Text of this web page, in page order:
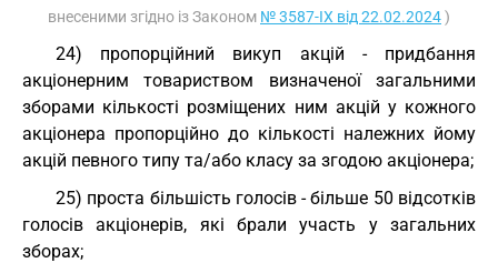
внесеними згідно із Законом № 3587-IX від 22.02.2024)
24) пропорційний викуп акцій - придбання
акціонерним товариством визначеної загальними
зборами кількості розміщених ним акцій у кожного
акціонера пропорційно до кількості належних йому
акцій певного типу та/або класу за згодою акціонера;
25) проста більшість голосів - більше 50 відсотків
голосів акціонерів, які брали участь у загальних
зборах;